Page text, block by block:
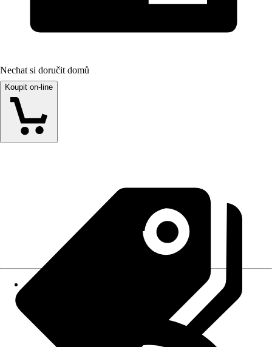
Nechat si doručit domů
Koupit on-line